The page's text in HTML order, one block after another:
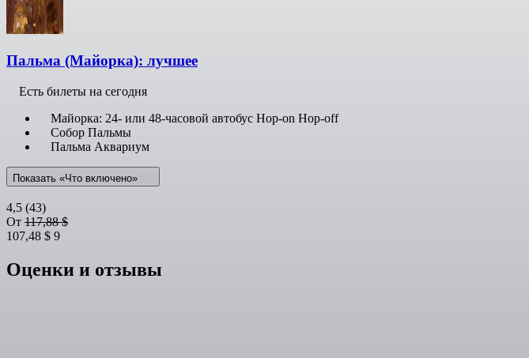
Пальма (Майорка): лучшее
Есть билеты на сегодня
Майорка: 24- или 48-часовой автобус Hop-on Hop-off
Собор Пальмы
Пальма Аквариум
Показать «Что включено»
4,5 (43)
От 117,88 $
107,48 $ 9
Оценки и отзывы